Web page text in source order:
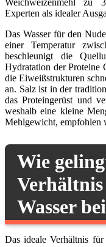
Weichweizenmehl zu
Experten als idealer
Das Wasser für den
einer Temperatur
beschleunigt die
Hydratation der Proteine
die Eiweißstrukturen
an. Salz ist in der
das Proteingerüst und
weshalb eine kleine
Mehlgewicht, empfohlen
Wie
Wasser
Das ideale Verhältnis